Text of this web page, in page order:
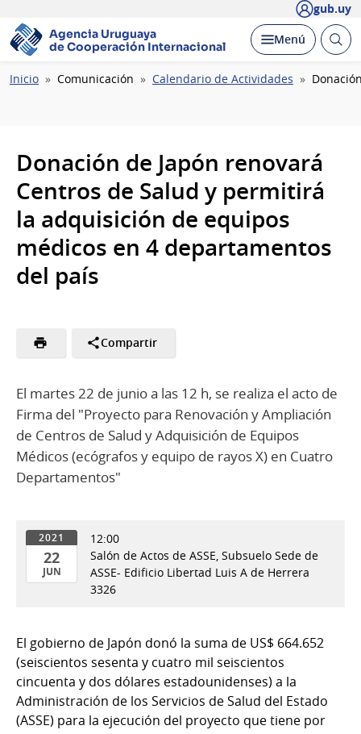
gub.uy
Agencia Uruguaya
de Cooperación Internacional
Desplegar
Menú Abrir
Ruta
Inicio Comunicación Calendario de Actividades
Donación de Japón renovará
Centros de Salud y permitirá
la adquisición de equipos
médicos en 4 departamentos
del país
Compartir
El martes 22 de junio a las 12 h, se realiza el acto de
Firma del "Proyecto para Renovación y Ampliación
de Centros de Salud y Adquisición de Equipos
Médicos (ecógrafos y equipo de rayos X) en Cuatro
Departamentos"
2021
22
JUN
del
2021
12:00
Salón de Actos de ASSE, Subsuelo Sede de
ASSE- Edificio Libertad Luis A de Herrera
3326
El gobierno de Japón donó la suma de US$ 664.652
(seiscientos sesenta y cuatro mil seiscientos
cincuenta y dos dólares estadounidenses) a la
Administración de los Servicios de Salud del Estado
(ASSE) para la ejecución del proyecto que tiene por